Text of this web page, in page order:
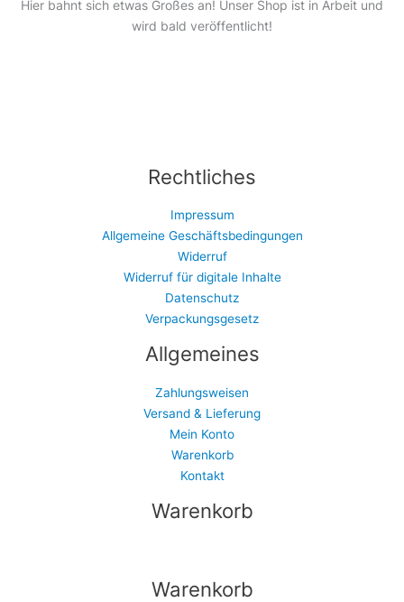
Hier bahnt sich etwas Großes an! Unser Shop ist in Arbeit und
wird bald veröffentlicht!
Rechtliches
Impressum
Allgemeine Geschäftsbedingungen
Widerruf
Widerruf für digitale Inhalte
Datenschutz
Verpackungsgesetz
Allgemeines
Zahlungsweisen
Versand & Lieferung
Mein Konto
Warenkorb
Kontakt
Warenkorb
Warenkorb